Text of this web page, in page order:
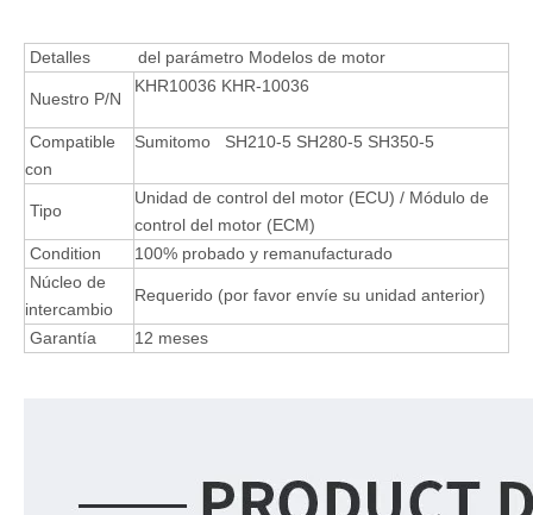
Detalles del parámetro Modelos de motor
Nuestro P/N
KHR10036 KHR-10036
Compatible
con
Sumitomo SH210-5 SH280-5 SH350-5
Tipo
Unidad de control del motor (ECU) / Módulo de
control del motor (ECM)
Condition
100% probado y remanufacturado
Núcleo de
intercambio
Requerido (por favor envíe su unidad anterior)
Garantía 12 meses